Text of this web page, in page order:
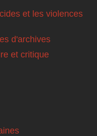
et les violences
d'archives
et critique